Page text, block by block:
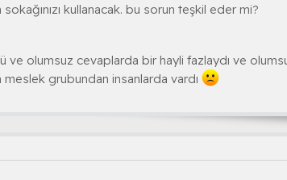
kullanacak. bu sorun teşkil eder mi?
ve olumsuz cevaplarda bir hayli fazlaydı ve
grubundan insanlarda vardı